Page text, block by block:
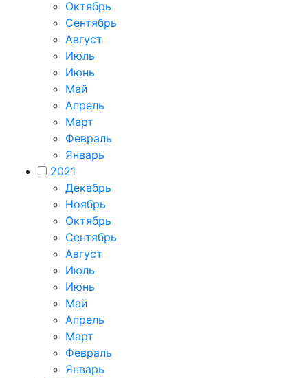
Октябрь
Сентябрь
Август
Июль
Июнь
Май
Апрель
Март
Февраль
Январь
2021
Декабрь
Ноябрь
Октябрь
Сентябрь
Август
Июль
Июнь
Май
Апрель
Март
Февраль
Январь